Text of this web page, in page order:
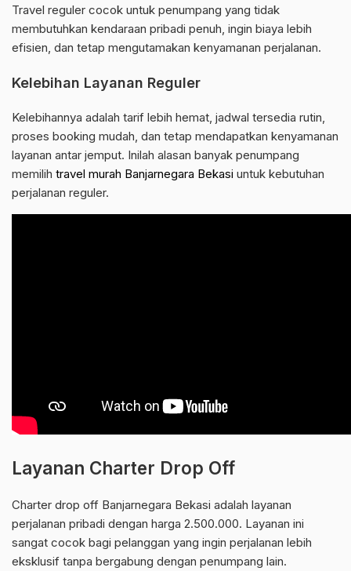
Travel reguler cocok untuk penumpang yang tidak
membutuhkan kendaraan pribadi penuh, ingin biaya lebih
efisien, dan tetap mengutamakan kenyamanan perjalanan.
Kelebihan Layanan Reguler
Kelebihannya adalah tarif lebih hemat, jadwal tersedia rutin,
proses booking mudah, dan tetap mendapatkan kenyamanan
layanan antar jemput. Inilah alasan banyak penumpang
memilih travel murah Banjarnegara Bekasi untuk kebutuhan
perjalanan reguler.
Layanan Charter Drop Off
Charter drop off Banjarnegara Bekasi adalah layanan
perjalanan pribadi dengan harga 2.500.000. Layanan ini
sangat cocok bagi pelanggan yang ingin perjalanan lebih
eksklusif tanpa bergabung dengan penumpang lain.